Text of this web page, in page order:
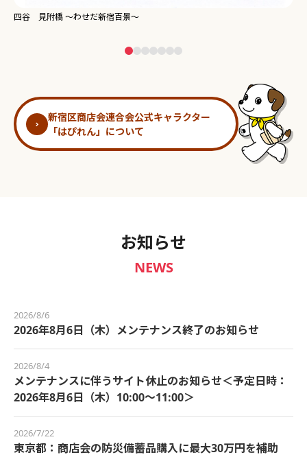
新宿区商店会連合会公式キャラクター
「はぴれん」について
お知らせ
NEWS
2026/8/6
2026年8月6日（木）メンテナンス終了のお知らせ
2026/8/4
メンテナンスに伴うサイト休止のお知らせ＜予定日時：
2026年8月6日（木）10:00～11:00＞
2026/7/22
東京都：商店会の防災備蓄品購入に最大30万円を補助